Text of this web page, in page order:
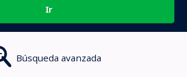
Ir
Búsqueda avanzada